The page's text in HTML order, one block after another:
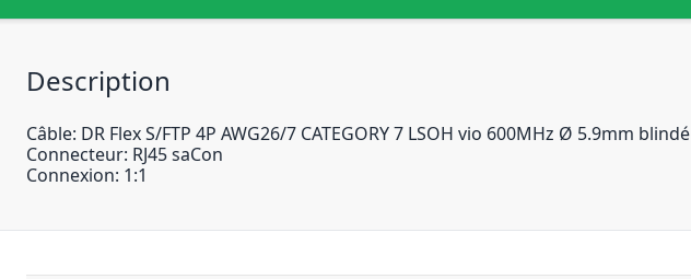
Description
Câble: DR Flex S/FTP 4P AWG26/7 CATEGORY 7 LSOH vio 600MHz Ø 5.9mm blindé
Connecteur: RJ45 saCon
Connexion: 1:1